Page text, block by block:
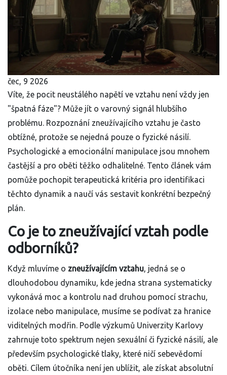
čec, 9 2026
Víte, že pocit neustálého napětí ve vztahu není vždy jen
"špatná fáze"? Může jít o varovný signál hlubšího
problému. Rozpoznání zneužívajícího vztahu je často
obtížné, protože se nejedná pouze o fyzické násilí.
Psychologické a emocionální manipulace jsou mnohem
častější a pro oběti těžko odhalitelné. Tento článek vám
pomůže pochopit terapeutická kritéria pro identifikaci
těchto dynamik a naučí vás sestavit konkrétní bezpečný
plán.
Co je to zneužívající vztah podle
odborníků?
Když mluvíme o zneužívajícím vztahu, jedná se o
dlouhodobou dynamiku, kde jedna strana systematicky
vykonává moc a kontrolu nad druhou pomocí strachu,
izolace nebo manipulace, musíme se podívat za hranice
viditelných modřin. Podle výzkumů Univerzity Karlovy
zahrnuje toto spektrum nejen sexuální či fyzické násilí, ale
především psychologické tlaky, které ničí sebevědomí
oběti. Cílem útočníka není jen ublížit, ale získat absolutní